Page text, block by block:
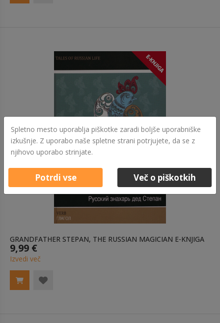
GRANDFATHER STEPAN, THE RUSSIAN MAGICIAN E-KNJIGA
9,99 €
Izvedi več
Spletno mesto uporablja piškotke zaradi boljše uporabniške
izkušnje. Z uporabo naše spletne strani potrjujete, da se z
njihovo uporabo strinjate.
Potrdi vse Več o piškotkih